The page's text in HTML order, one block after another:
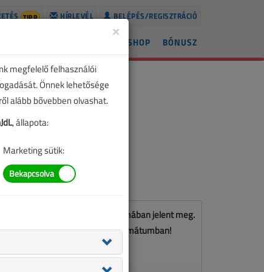
BELÉPÉS/REGISZTRÁCIÓ
HÍRLEVÉL
TIPP
BÓNUSZ
SHOP
a cikk a VL 2024. decemberi számában jelent meg.
Töltse le a lapszámot PDF formátumban!
LETÖLTÉS
×
megfelelő felhasználói
Önnek lehetősége
alább bővebben olvashat.
, állapota:
Marketing sütik: